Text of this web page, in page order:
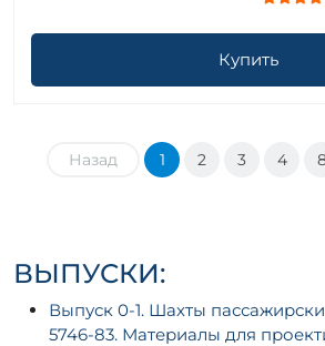
Купить
Назад 1 2 3 4
ВЫПУСКИ:
Выпуск 0-1. Шахты
5746-83. Материалы для